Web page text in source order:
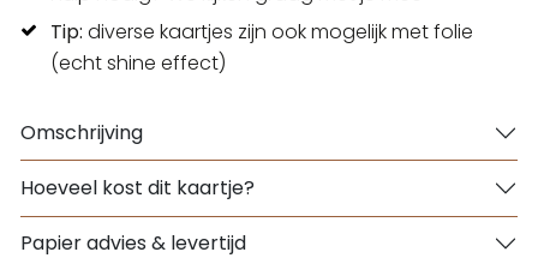
Tip: diverse kaartjes zijn ook mogelijk met folie
(echt shine effect)
Omschrijving
Hoeveel kost dit kaartje?
Papier advies & levertijd